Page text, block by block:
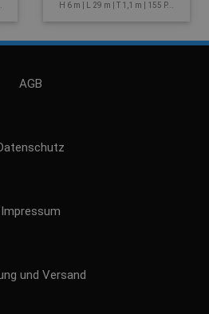
H 6 m | L 29 m | T 1,1 m | 155 P...
AGB
Impressum
und Versand